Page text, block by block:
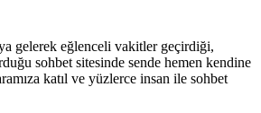
gelerek eğlenceli vakitler geçirdiği,
sohbet sitesinde sende hemen kendine
katıl ve yüzlerce insan ile sohbet